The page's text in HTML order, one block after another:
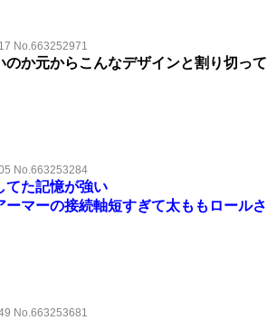
No.663252971
のか元からこんなデザインと割り切っ
No.663253284
てた記憶が強い
ーマーの接続軸短すぎて太ももロール
No.663253681